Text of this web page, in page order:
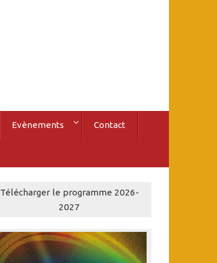
Evènements Contact
Télécharger le programme 2026-
2027